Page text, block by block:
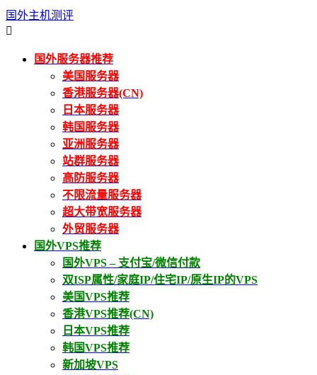
国外主机测评

国外服务器推荐
美国服务器
香港服务器(CN)
日本服务器
韩国服务器
亚洲服务器
站群服务器
高防服务器
不限流量服务器
超大带宽服务器
外贸服务器
国外VPS推荐
国外VPS – 支付宝/微信付款
双ISP属性/家庭IP/住宅IP/原生IP的VPS
美国VPS推荐
香港VPS推荐(CN)
日本VPS推荐
韩国VPS推荐
新加坡VPS